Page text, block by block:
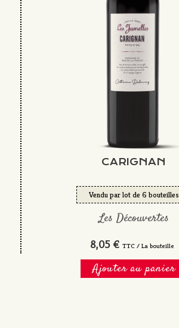
CARIGNAN
Vendu par lot de 6 bouteilles
Les Découvertes
8,05 € TTC / La bouteille
Ajouter au panier